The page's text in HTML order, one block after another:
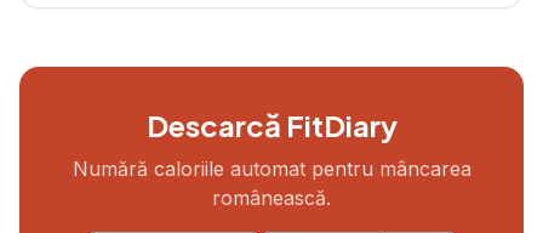
Descarcă FitDiary
Numără caloriile automat pentru mâncarea
românească.